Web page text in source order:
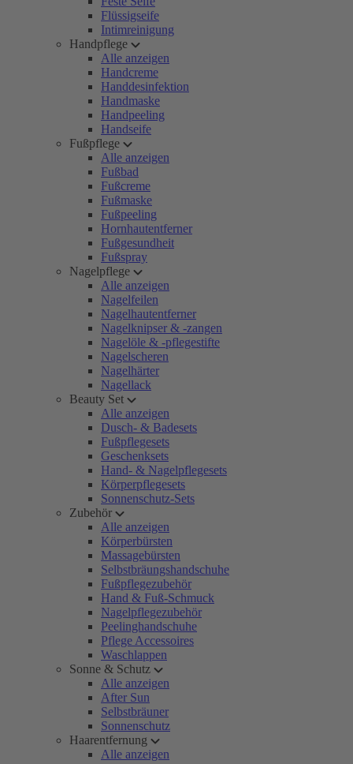
Flüssigseife
Intimreinigung
Handpflege
Alle anzeigen
Handcreme
Handdesinfektion
Handmaske
Handpeeling
Handseife
Fußpflege
Alle anzeigen
Fußbad
Fußcreme
Fußmaske
Fußpeeling
Hornhautentferner
Fußgesundheit
Fußspray
Nagelpflege
Alle anzeigen
Nagelfeilen
Nagelhautentferner
Nagelknipser & -zangen
Nagelöle & -pflegestifte
Nagelscheren
Nagelhärter
Nagellack
Beauty Set
Alle anzeigen
Dusch- & Badesets
Fußpflegesets
Geschenksets
Hand- & Nagelpflegesets
Körperpflegesets
Sonnenschutz-Sets
Zubehör
Alle anzeigen
Körperbürsten
Massagebürsten
Selbstbräungshandschuhe
Fußpflegezubehör
Hand & Fuß-Schmuck
Nagelpflegezubehör
Peelinghandschuhe
Pflege Accessoires
Waschlappen
Sonne & Schutz
Alle anzeigen
After Sun
Selbstbräuner
Sonnenschutz
Haarentfernung
Alle anzeigen